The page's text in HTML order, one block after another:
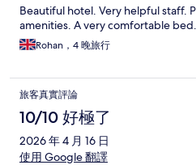
Beautiful hotel. Very helpful staff.
amenities. A very comfortable bed.
Rohan，4 晚旅行
旅客真實評論
10/10 好極了
2026 年 4 月 16 日
使用 Google 翻譯